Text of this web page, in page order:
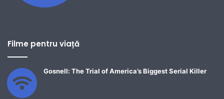
Filme pentru viață
Gosnell: The Trial of America’s Biggest Serial Killer